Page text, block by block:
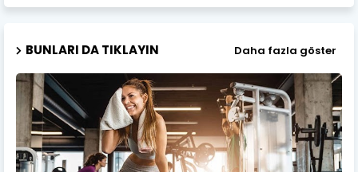
BUNLARI DA TIKLAYIN Daha fazla göster